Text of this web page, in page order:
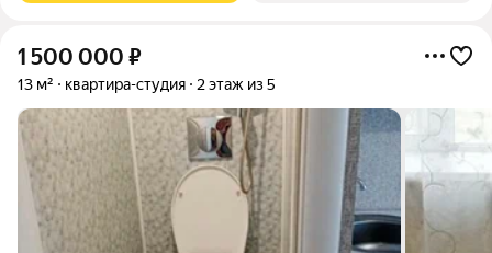
1 500 000 ₽
13 м² квартира-студия 2 этаж из 5